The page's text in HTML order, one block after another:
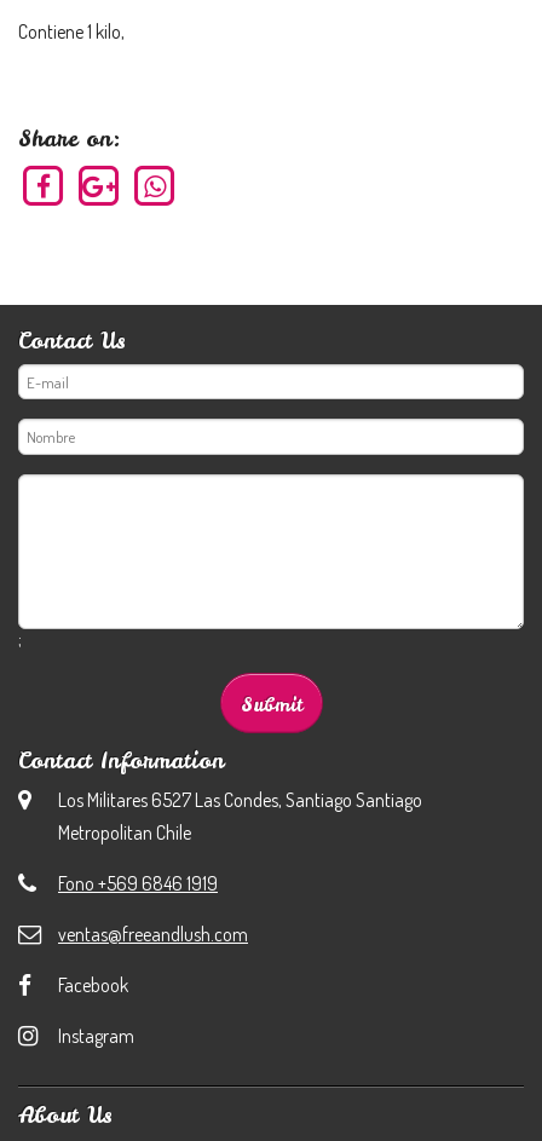
Contiene 1 kilo,
Share on:
Contact Us
;
Contact Information
Los Militares 6527 Las Condes, Santiago Santiago
Metropolitan Chile
Fono +569 6846 1919
ventas@freeandlush.com
Facebook
Instagram
About Us